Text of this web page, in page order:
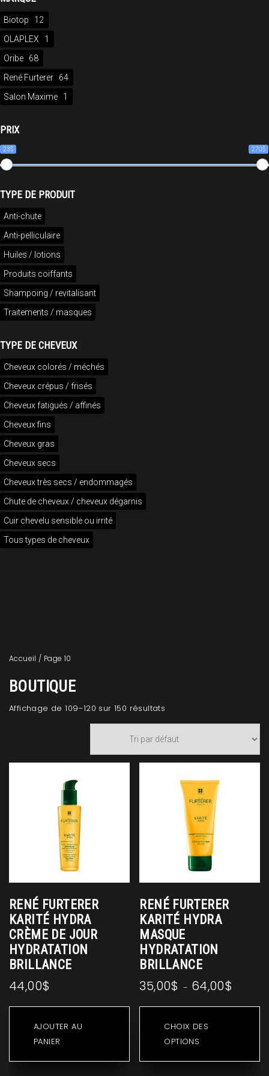
Biotop
12
OLAPLEX
1
Oribe
68
René Furterer
64
Salon Maxime
1
PRIX
23$ 270$
TYPE DE PRODUIT
Anti-chute
Anti-pelliculaire
Huiles / lotions
Produits coiffants
Shampoing / revitalisant
Traitements / masques
TYPE DE CHEVEUX
Cheveux colorés / méchés
Cheveux crépus / frisés
Cheveux fatigués / affinés
Cheveux fins
Cheveux gras
Cheveux secs
Cheveux très secs / endommagés
Chute de cheveux / cheveux dégarnis
Cuir chevelu sensible ou irrité
Tous types de cheveux
Accueil / Page 10
BOUTIQUE
Affichage de 109–120 sur 150 résultats
RENÉ FURTERER
KARITÉ HYDRA
CRÈME DE JOUR
HYDRATATION
BRILLANCE
44,00$
AJOUTER AU
PANIER
RENÉ FURTERER
KARITÉ HYDRA
MASQUE
HYDRATATION
BRILLANCE
35,00$ – 64,00$
64,00$
CHOIX DES
OPTIONS